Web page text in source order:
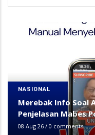
NASIONAL
Merebak Info Soal
Penjelasan Mabes
08 Aug 26 / 0 comments